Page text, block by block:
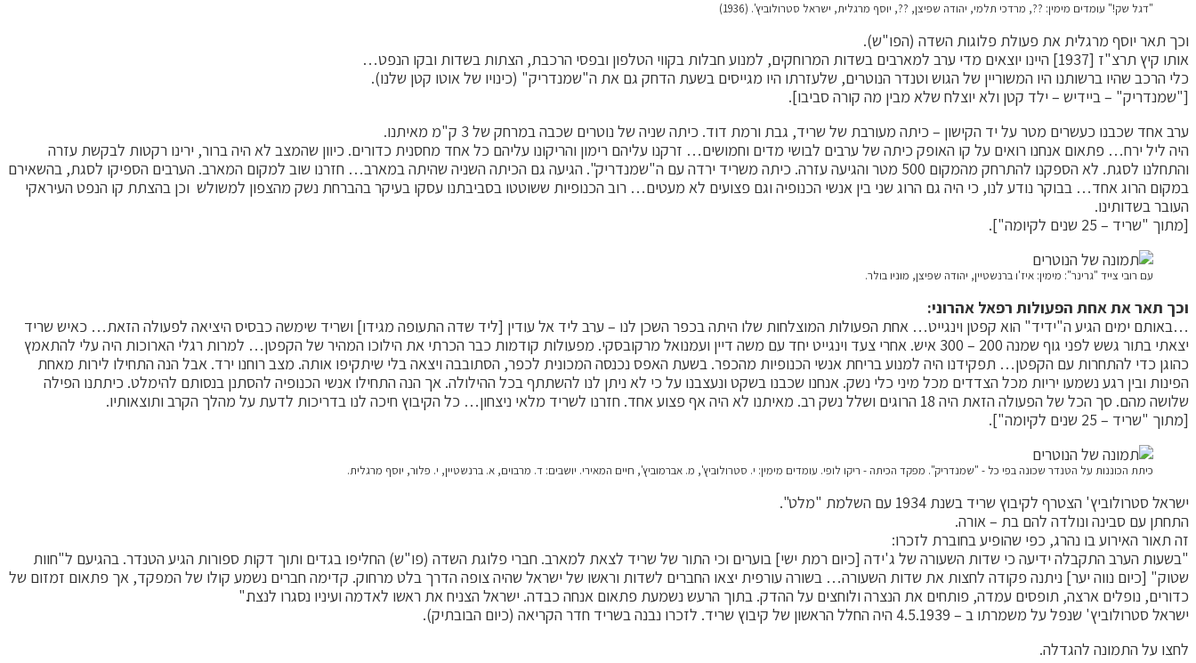
"דגל שק!" עומדים מימין: ??, מרדכי תלמי, יהודה שפיצן, ??, יוסף מרגלית, ישראל סטרולוביץ'. (1936)
וכך תאר יוסף מרגלית את פעולת פלוגות השדה (הפו"ש).
אותו קיץ תרצ"ז [1937] היינו יוצאים מדי ערב למארבים בשדות המרוחקים, למנוע חבלות בקווי הטלפון ובפסי הרכבת, הצתות בשדות ובקו הנפט…
כלי הרכב שהיו ברשותנו היו המשוריין של הגוש וטנדר הנוטרים, שלעזרתו היו מגייסים בשעת הדחק גם את ה"שמנדריק" (כינויו של אוטו קטן שלנו).
["שמנדריק" – ביידיש – ילד קטן ולא יוצלח שלא מבין מה קורה סביבו].
ערב אחד שכבנו כעשרים מטר על יד הקישון – כיתה מעורבת של שריד, גבת ורמת דוד. כיתה שניה של נוטרים שכבה במרחק של 3 ק"מ מאיתנו.
היה ליל ירח… פתאום אנחנו רואים על קו האופק כיתה של ערבים לבושי מדים וחמושים… זרקנו עליהם רימון והריקונו עליהם כל אחד מחסנית כדורים. כיוון שהמצב לא היה ברור, ירינו רקטות לבקשת עזרה
והתחלנו לסגת. לא הספקנו להתרחק מהמקום 500 מטר והגיעה עזרה. כיתה משריד ירדה עם ה"שמנדריק". הגיעה גם הכיתה השניה שהיתה במארב… חזרנו שוב למקום המארב. הערבים הספיקו לסגת, בהשאירם
במקום הרוג אחד… בבוקר נודע לנו, כי היה גם הרוג שני בין אנשי הכנופיה וגם פצועים לא מעטים… רוב הכנופיות ששוטטו בסביבתנו עסקו בעיקר בהברחת נשק מהצפון למשולש וכן בהצתת קו הנפט העיראקי
העובר בשדותינו.
[מתוך "שריד – 25 שנים לקיומה"].
עם רובי צייד "גרינר": מימין: איז'ו ברנשטיין, יהודה שפיצן, מוניו בולר.
וכך תאר את אחת הפעולות רפאל אהרוני:
…באותם ימים הגיע ה"ידיד" הוא קפטן וינגייט… אחת הפעולות המוצלחות שלו היתה בכפר השכן לנו – ערב ליד אל עודין [ליד שדה התעופה מגידו] ושריד שימשה כבסיס היציאה לפעולה הזאת… כאיש שריד
יצאתי בתור גשש לפני גוף שמנה 200 – 300 איש. אחרי צעד וינגייט יחד עם משה דיין ועמנואל מרקובסקי. מפעולות קודמות כבר הכרתי את הילוכו המהיר של הקפטן… למרות רגלי הארוכות היה עלי להתאמץ
כהוגן כדי להתחרות עם הקפטן… תפקידנו היה למנוע בריחת אנשי הכנופיות מהכפר. בשעת האפס נכנסה המכונית לכפר, הסתובבה ויצאה בלי שיתקיפו אותה. מצב רוחנו ירד. אבל הנה התחילו לירות מאחת
הפינות ובין רגע נשמעו יריות מכל הצדדים מכל מיני כלי נשק. אנחנו שכבנו בשקט ונעצבנו על כי לא ניתן לנו להשתתף בכל ההילולה. אך הנה התחילו אנשי הכנופיה להסתנן בנסותם להימלט. כיתתנו הפילה
שלושה מהם. סך הכל של הפעולה הזאת היה 18 הרוגים ושלל נשק רב. מאיתנו לא היה אף פצוע אחד. חזרנו לשריד מלאי ניצחון… כל הקיבוץ חיכה לנו בדריכות לדעת על מהלך הקרב ותוצאותיו.
[מתוך "שריד – 25 שנים לקיומה"].
כיתת הכוננות על הטנדר שכונה בפי כל - "שמנדריק". מפקד הכיתה - ריקו לופי. עומדים מימין: י. סטרולוביץ', מ. אברמוביץ', חיים המאירי. יושבים: ד. מרבוים, א. ברנשטיין, י. פלור, יוסף מרגלית.
ישראל סטרולוביץ' הצטרף לקיבוץ שריד בשנת 1934 עם השלמת "מלט".
התחתן עם סבינה ונולדה להם בת – אורה.
זה תאור האירוע בו נהרג, כפי שהופיע בחוברת לזכרו:
"בשעות הערב התקבלה ידיעה כי שדות השעורה של ג'ידה [כיום רמת ישי] בוערים וכי התור של שריד לצאת למארב. חברי פלוגת השדה (פו"ש) החליפו בגדים ותוך דקות ספורות הגיע הטנדר. בהגיעם ל"חוות
שטוק" [כיום נווה יער] ניתנה פקודה לחצות את שדות השעורה… בשורה עורפית יצאו החברים לשדות וראשו של ישראל שהיה צופה הדרך בלט מרחוק. קדימה חברים נשמע קולו של המפקד, אך פתאום זמזום של
כדורים, נופלים ארצה, תופסים עמדה, פותחים את הנצרה ולוחצים על ההדק. בתוך הרעש נשמעת פתאום אנחה כבדה. ישראל הצניח את ראשו לאדמה ועיניו נסגרו לנצח."
ישראל סטרולוביץ' שנפל על משמרתו ב – 4.5.1939 היה החלל הראשון של קיבוץ שריד. לזכרו נבנה בשריד חדר הקריאה (כיום הבובתיק).
לחצו על התמונה להגדלה.